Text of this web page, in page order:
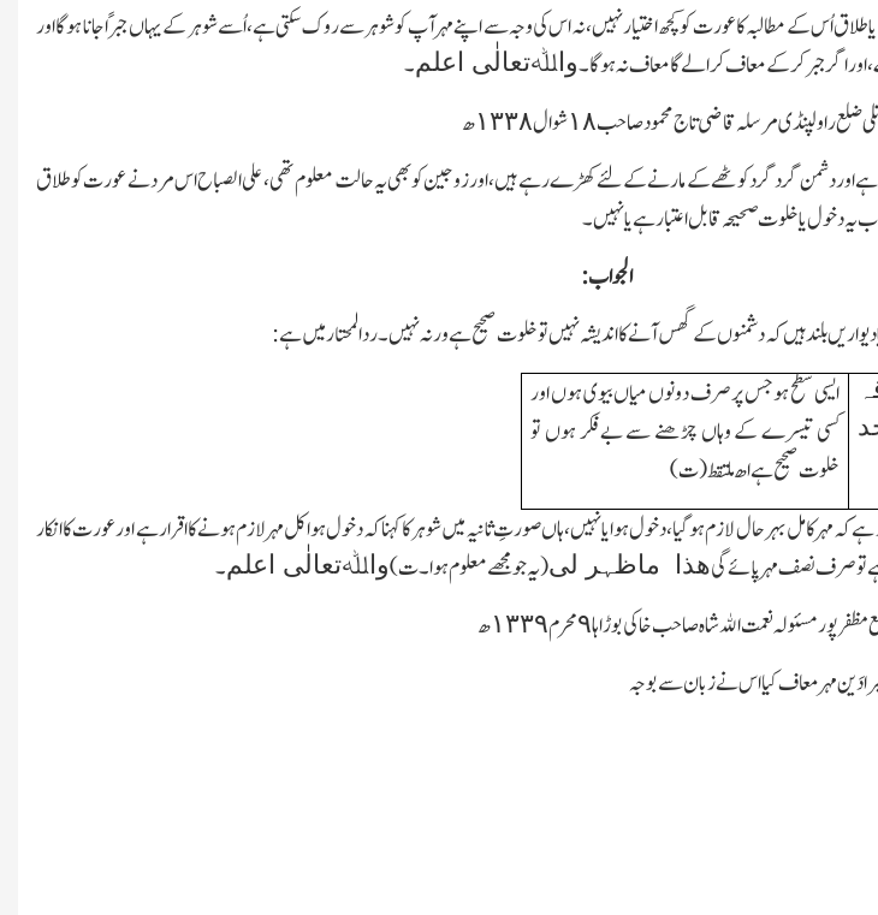
طلاق اُس کے مطالبہ کا عورت کو کچھ اختیار نہیں،نہ اس کی وجہ سے اپنے مہر آپ کو شوہر سے روك سکتی ہے،اُسے شوہر کے یہاں جبرًا جانا ہوگا اور
اگر جبر کرکے معاف کرالے گا معاف نہ ہوگا۔واﷲتعالٰی اعلم۔
مرسلہ قاضی تاج محمود صاحب ١٨ شوال ١٣٣٨ھ
اوردشمن گردگرد کوٹھے کے مارنے کے لئے کھڑے رہے ہیں،اور زوجین کو بھی یہ حالت معلوم تھی،علی الصباح اس مرد نے عورت کو طلاق
دخول یا خلوت صحیحہ قابل اعتبار ہے یا نہیں۔
الجواب:
بلند ہیں کہ دشمنوں کے گھس آنے کا اندیشہ نہیں تو خلوت صحیح ہے ورنہ نہیں۔ردالمحتار میں ہے:
ایسی سطح ہو جس پر صرف دونوں میاں بیوی ہوں اور
کسی تیسرے کے وہاں چڑھنے سے بےفکر ہوں تو
خلوت صحیح ہے اھ ملتقط(ت)
مہر کامل بہر حال لازم ہوگیا،دخول ہوا یا نہیں،ہاں صورتِ ثانیہ میں شوہر کا کہناکہ دخول ہوا کل مہر لازم ہونے کا اقرار ہے اور عورت کا انکار
ہے تو صرف نصف مہر پائے گیھذا ماظہر لی(یہ جو مجھے معلوم ہوا۔ت)واﷲتعالٰی اعلم۔
مسئولہ نعمت اﷲ شاہ صاحب خاکی بوڑاہا ٩ محرم ١٣٣٩ھ
دَین مہرمعاف کیا اس نے زبان سے بوجہ